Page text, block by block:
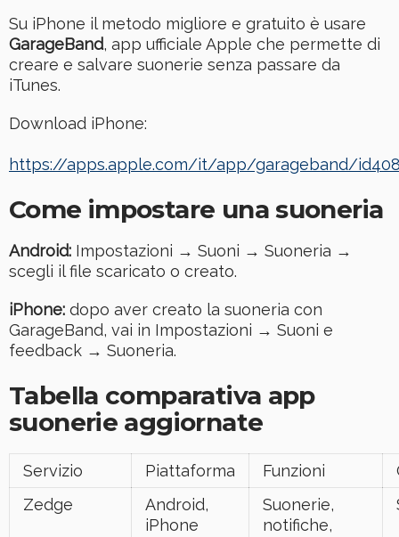
Su iPhone il metodo migliore e gratuito è usare
GarageBand, app ufficiale Apple che permette di
creare e salvare suonerie senza passare da
iTunes.
Download iPhone:
https://apps.apple.com/it/app/garageband/
Come impostare una suoneria
Android: Impostazioni → Suoni → Suoneria →
scegli il file scaricato o creato.
iPhone: dopo aver creato la suoneria con
GarageBand, vai in Impostazioni → Suoni e
feedback → Suoneria.
Tabella comparativa app
suonerie aggiornate
Servizio Piattaforma Funzioni
Zedge
Android,
iPhone
Suonerie,
notifiche,